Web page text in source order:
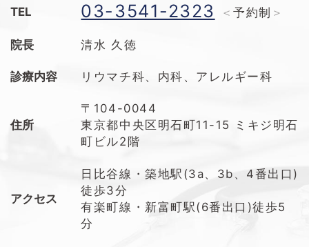
TEL 03-3541-2323 予約制
院長 清水 久徳
診療内容 リウマチ科、内科、アレルギー科
住所
〒104-0044
東京都中央区明石町11-15 ミキジ明石
町ビル2階
アクセス
日比谷線・築地駅(3a、3b、4番出口)
徒歩3分
有楽町線・新富町駅(6番出口)徒歩5
分